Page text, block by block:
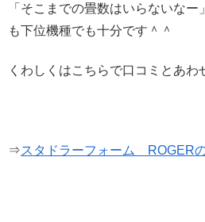
「そこまでの畳数はいらないなー
も下位機種でも十分です＾＾
くわしくはこちらで口コミとあわ
⇒スタドラーフォーム ROGER